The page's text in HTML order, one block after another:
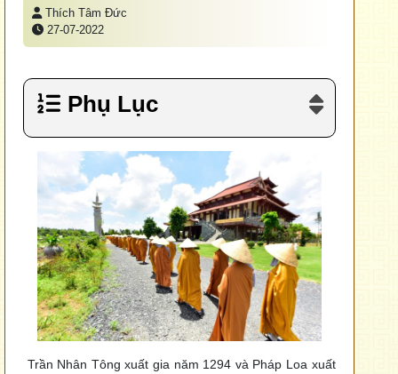
Thích Tâm Đức
27-07-2022
Phụ Lục
Trần Nhân Tông xuất gia năm 1294 và Pháp Loa xuất